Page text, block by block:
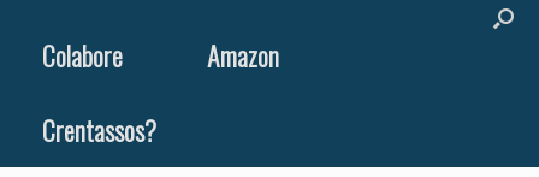
Colabore
Amazon
Crentassos?